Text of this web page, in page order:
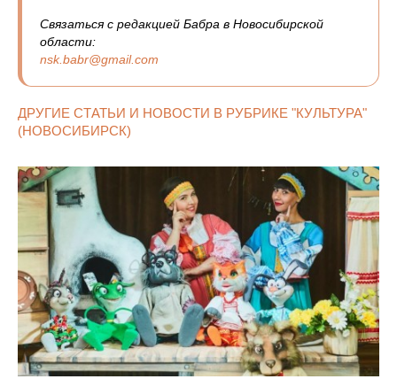
Связаться с редакцией Бабра в Новосибирской
области:
nsk.babr@gmail.com
ДРУГИЕ СТАТЬИ И НОВОСТИ В РУБРИКЕ "КУЛЬТУРА"
(НОВОСИБИРСК)